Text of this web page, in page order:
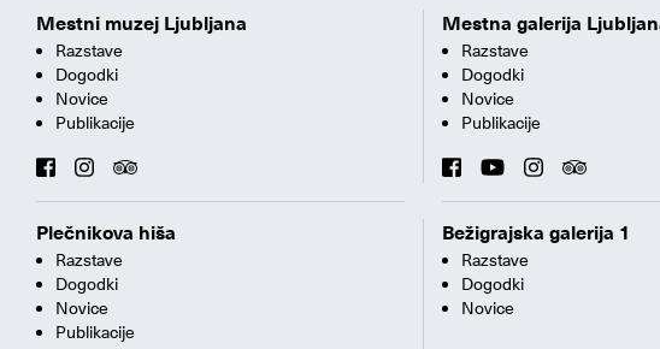
Mestni muzej Ljubljana
Razstave
Dogodki
Novice
Publikacije
Mestna galerija
Razstave
Dogodki
Novice
Publikacije
Plečnikova hiša
Razstave
Dogodki
Novice
Publikacije
Bežigrajska galerija 1
Razstave
Dogodki
Novice